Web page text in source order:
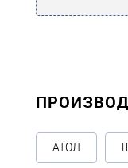
АТОЛ